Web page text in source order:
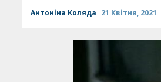
Антоніна Коляда 21 Квітня, 2021